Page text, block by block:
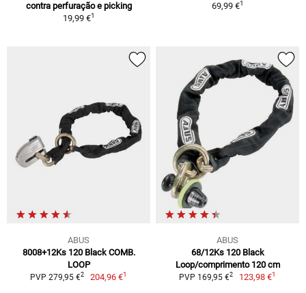
contra perfuração e picking
19,99 €1
69,99 €1
ABUS
8008+12Ks 120 Black COMB.
LOOP
PVP 279,95 €2 204,96 €1
ABUS
68/12Ks 120 Black
Loop/comprimento 120 cm
PVP 169,95 €2 123,98 €1